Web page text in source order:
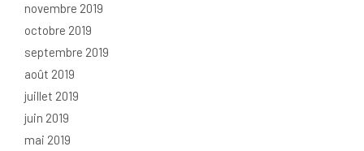
novembre 2019
octobre 2019
septembre 2019
août 2019
juillet 2019
juin 2019
mai 2019